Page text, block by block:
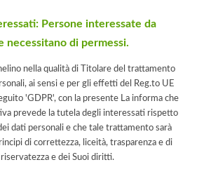
Persone interessate da
necessitano di permessi.
nella qualità di Titolare del trattamento
ai sensi e per gli effetti del Reg.to UE
'GDPR', con la presente La informa che
prevede la tutela degli interessati rispetto
dati personali e che tale trattamento sarà
di correttezza, liceità, trasparenza e di
e dei Suoi diritti.